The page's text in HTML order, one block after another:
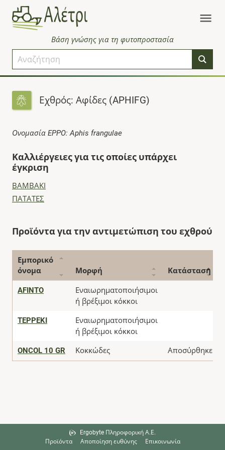
Βάση γνώσης για τη φυτοπροστασία
Εχθρός: Αφίδες (APHIFG)
Ονομασία EPPO: Aphis frangulae
Καλλιέργειες για τις οποίες υπάρχει
έγκριση
ΒΑΜΒΑΚΙ
ΠΑΤΑΤΕΣ
Προϊόντα για την αντιμετώπιση του εχθρού
Εμπορικό
όνομα
Μορφή Κατάσταση
AFINTO
Εναιωρηματοποιήσιμοι
ή βρέξιμοι κόκκοι
TEPPEKI
Εναιωρηματοποιήσιμοι
ή βρέξιμοι κόκκοι
ONCOL 10 GR Κοκκώδες Αποσύρθηκε
Ergobyte Πληροφορική Α.Ε.
Προϊόντα
Αποποίηση ευθύνης Επικοινωνία